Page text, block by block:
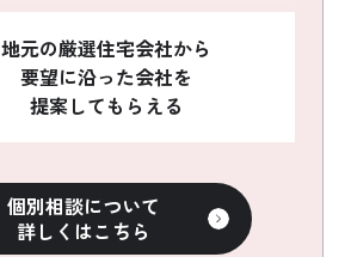
地元の厳選住宅会社から
要望に沿った会社を
提案してもらえる
個別相談について
詳しくはこちら